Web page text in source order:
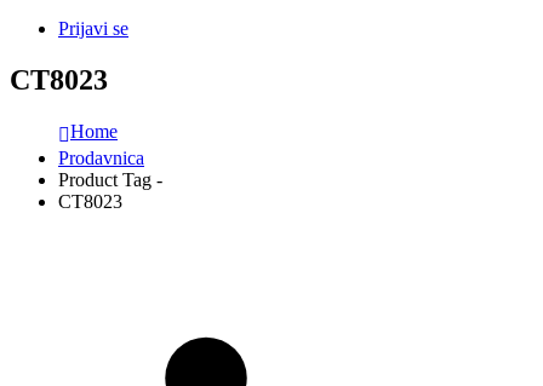
Prijavi se
CT8023
Home
Prodavnica
Product Tag -
CT8023